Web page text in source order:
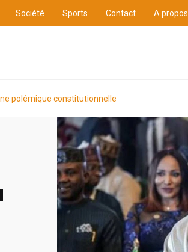
Société Sports Contact A propos
polémique constitutionnelle